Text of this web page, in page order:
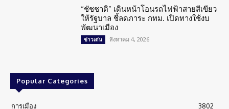
“ชัชชาติ” เดินหน้าโอนรถไฟฟ้าสายสีเขียว
ให้รัฐบาล ชี้ลดภาระ กทม. เปิดทางใช้งบ
พัฒนาเมือง
ข่าวเด่น สิงหาคม 4, 2026
Popular Categories
การเมือง 3802